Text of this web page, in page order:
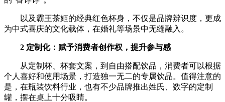
以及霸王茶姬的经典红色杯身，不仅是品牌辨识度，更成
为中式喜庆的文化载体，在婚礼等场景中无缝融入。
2 定制化：赋予消费者创作权，提升参与感
从定制杯、杯套文案，到自由搭配饮品，消费者可以根据
个人喜好和使用场景，打造独一无二的专属饮品。值得注意的
是，在瓶装饮料行业，也有不少品牌推出姓氏、数字的定制
罐，摆在桌上十分吸睛。